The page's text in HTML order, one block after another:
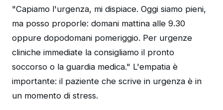
"Capiamo l'urgenza, mi dispiace. Oggi siamo pieni,
ma posso proporle: domani mattina alle 9.30
oppure dopodomani pomeriggio. Per urgenze
cliniche immediate la consigliamo il pronto
soccorso o la guardia medica." L'empatia è
importante: il paziente che scrive in urgenza è in
un momento di stress.